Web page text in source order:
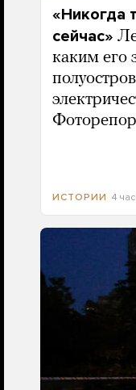
«Никогда
сейчас»
каким его
ИСТОРИИ 4